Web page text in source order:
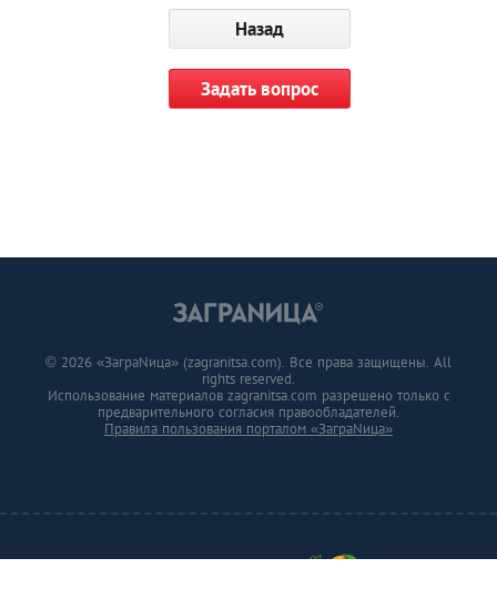
© 2026 «ЗаграNица» (zagranitsa.com). Все права защищены. All
rights reserved.
Использование материалов zagranitsa.com разрешено только с
предварительного согласия правообладателей.
Правила пользования порталом «ЗаграNица»